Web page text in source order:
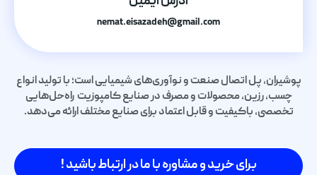
nemat.eisazadeh@gmail.com
پوشیران، پل اتصال صنعت و نوآوری‌های شیمیایی است؛ با تولید انواع
چسب، رزین، محصولات و مصرف در صنایع کامپوزیت راه‌حل‌هایی
تخصصی، باکیفیت و قابل اعتماد برای صنایع مختلف ارائه می‌دهد.
برای خرید و مشاوره با ما در ارتباط باشید !